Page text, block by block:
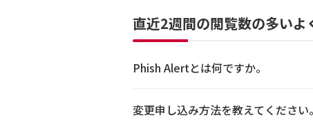
直近2週間の閲覧数の多いよ
Phish Alertとは何ですか。
変更申し込み方法を教えてくださ